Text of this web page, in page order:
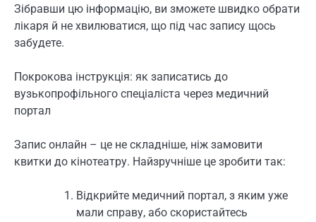
Зібравши цю інформацію, ви зможете швидко обрати
лікаря й не хвилюватися, що під час запису щось
забудете.
Покрокова інструкція: як записатись до
вузькопрофільного спеціаліста через медичний
портал
Запис онлайн – це не складніше, ніж замовити
квитки до кінотеатру. Найзручніше це зробити так:
Відкрийте медичний портал, з яким уже
мали справу, або скористайтесь